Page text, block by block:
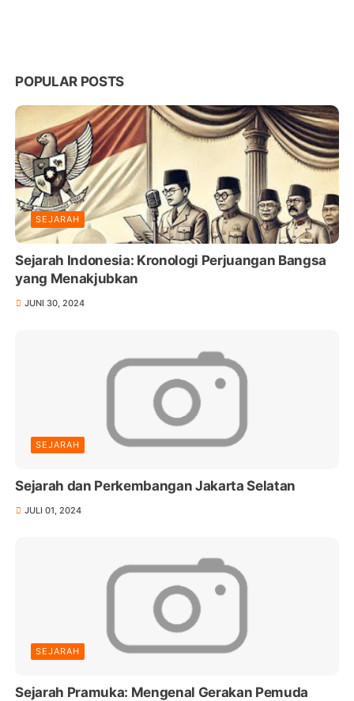
POPULAR POSTS
SEJARAH
Sejarah Indonesia: Kronologi Perjuangan Bangsa
yang Menakjubkan
JUNI 30, 2024
SEJARAH
Sejarah dan Perkembangan Jakarta Selatan
JULI 01, 2024
SEJARAH
Sejarah Pramuka: Mengenal Gerakan Pemuda